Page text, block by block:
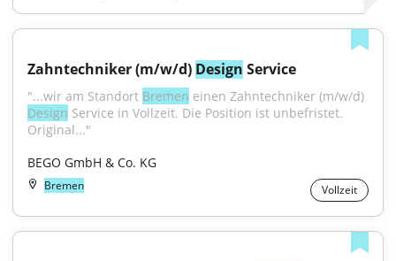
Zahntechniker (m/w/d) Design Service
"...wir am Standort Bremen
Design Service in Vollzeit. Die Position ist unbefristet.
Original..."
BEGO GmbH & Co. KG
Bremen Vollzeit